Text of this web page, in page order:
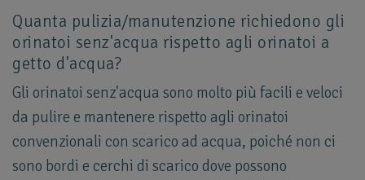
Quanta pulizia/manutenzione richiedono gli
orinatoi senz'acqua rispetto agli orinatoi a
getto d'acqua?
Gli orinatoi senz'acqua sono molto più facili e veloci
da pulire e mantenere rispetto agli orinatoi
convenzionali con scarico ad acqua, poiché non ci
sono bordi e cerchi di scarico dove possono